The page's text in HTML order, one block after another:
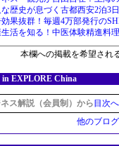
歴史が息づく古都西安2泊3
効果抜群！毎週4万部発行の
活を知る！中医体験精進料
本欄への掲載を希望され
in EXPLORE China
ス解説（会員制）から 目次
他のブロ